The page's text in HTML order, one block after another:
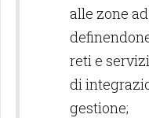
alle zone
reti e
di
gestione;